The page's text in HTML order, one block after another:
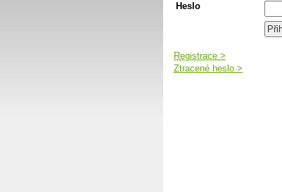
Heslo
Registrace >
Ztracené heslo >